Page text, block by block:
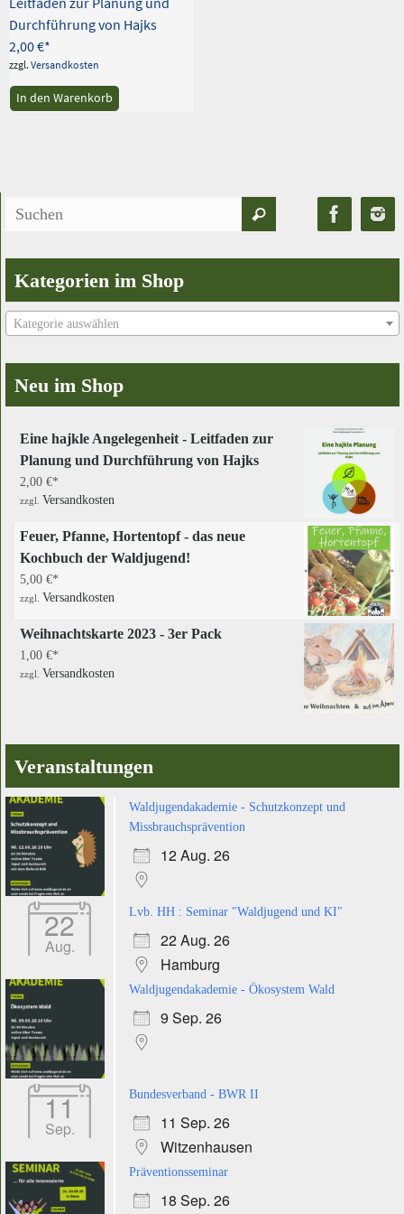
Durchführung von Hajks
2,00€
zzgl. Versandkosten
In den Warenkorb
Suchen
Kategorien im Shop
Kategorie auswählen
Neu im Shop
Eine hajkle Angelegenheit - Leitfaden zur
Planung und Durchführung von Hajks
2,00 €
zzgl. Versandkosten
Feuer, Pfanne, Hortentopf - das neue
Kochbuch der Waldjugend!
5,00 €
zzgl. Versandkosten
Weihnachtskarte 2023 - 3er Pack
1,00 €
zzgl. Versandkosten
Veranstaltungen
Waldjugendakademie - Schutzkonzept und
Missbrauchsprävention
12 Aug. 26
22
Aug.
Lvb. HH : Seminar "Waldjugend und KI"
22 Aug. 26
Hamburg
Waldjugendakademie - Ökosystem Wald
9 Sep. 26
11
Sep.
Bundesverband - BWR II
11 Sep. 26
Witzenhausen
Präventionsseminar
18 Sep. 26